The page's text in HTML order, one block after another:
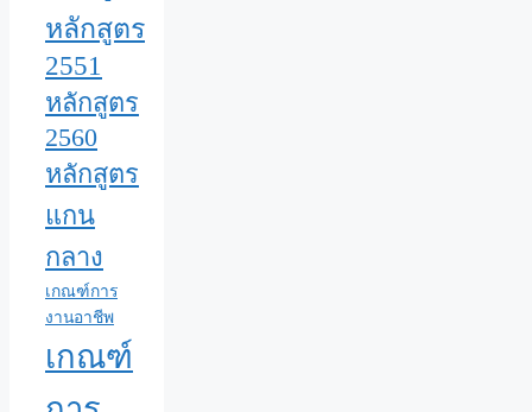
หลักสูตร
2551
หลักสูตร
2560
หลักสูตร
แกน
กลาง
เกณฑ์การ
งานอาชีพ
เกณฑ์